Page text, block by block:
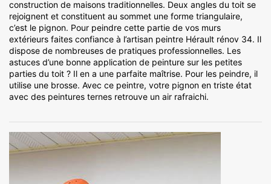
construction de maisons traditionnelles. Deux angles du toit se
rejoignent et constituent au sommet une forme triangulaire,
c’est le pignon. Pour peindre cette partie de vos murs
extérieurs faites confiance à l’artisan peintre Hérault rénov 34. Il
dispose de nombreuses de pratiques professionnelles. Les
astuces d’une bonne application de peinture sur les petites
parties du toit ? Il en a une parfaite maîtrise. Pour les peindre, il
utilise une brosse. Avec ce peintre, votre pignon en triste état
avec des peintures ternes retrouve un air rafraichi.